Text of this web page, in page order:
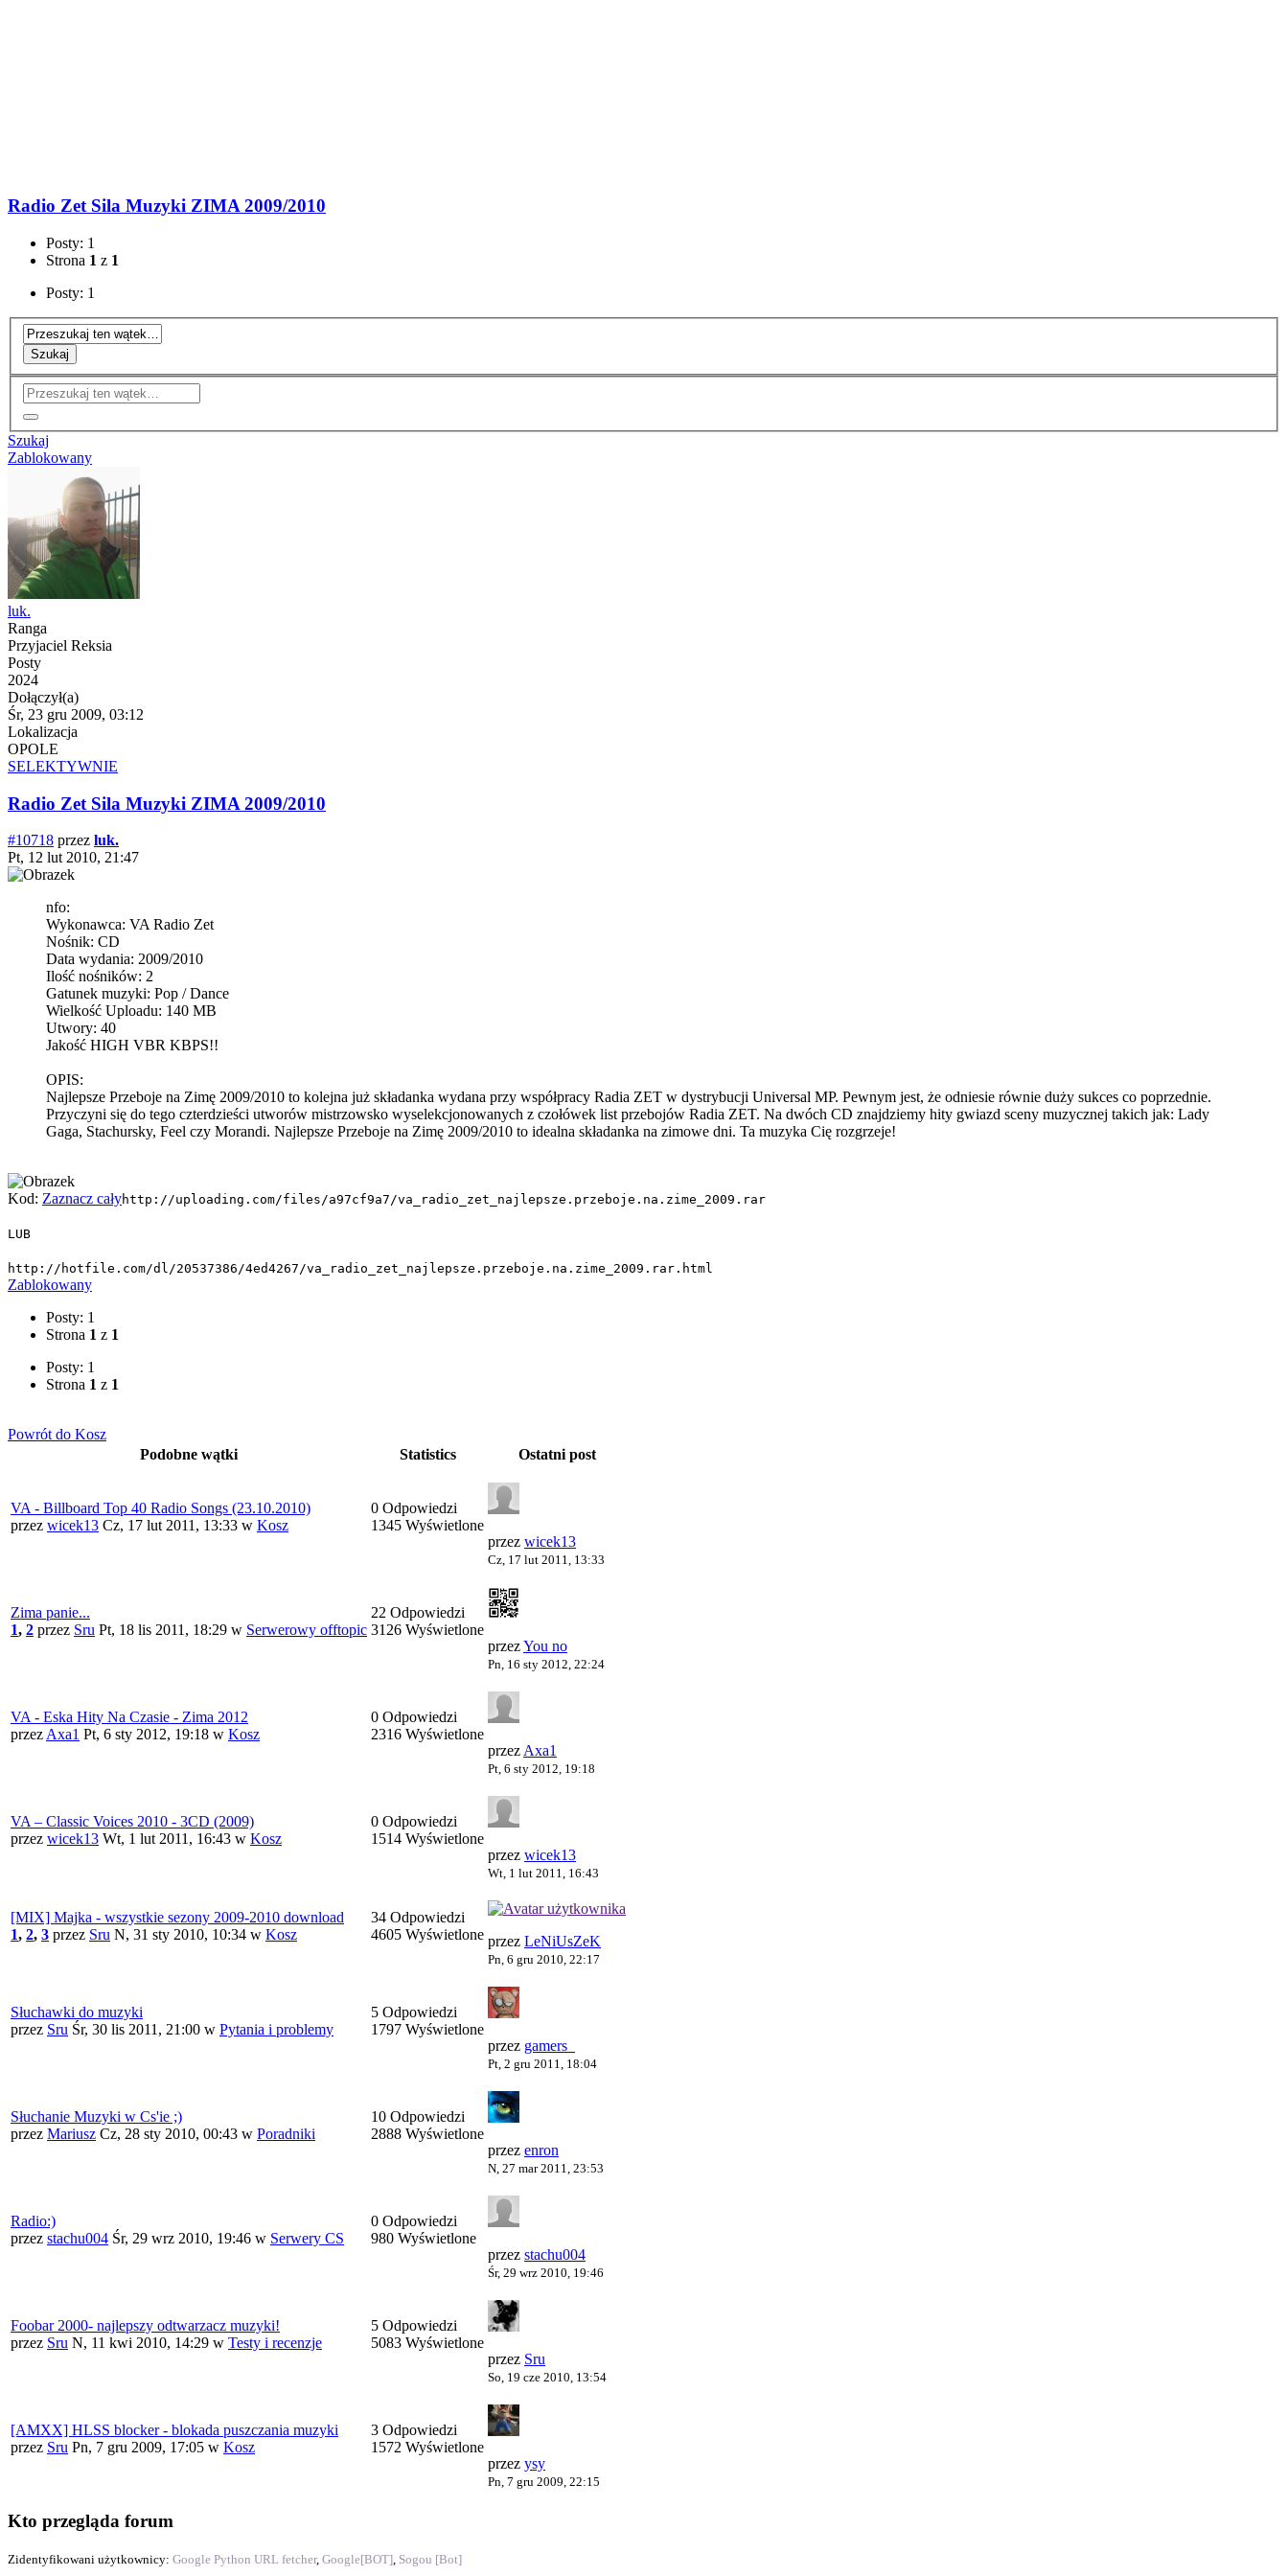
Radio Zet Sila Muzyki ZIMA 2009/2010
Posty: 1
Strona 1 z 1
Posty: 1
Szukaj
Szukaj
Zablokowany
luk.
Ranga
Przyjaciel Reksia
Posty
2024
Dołączył(a)
Śr, 23 gru 2009, 03:12
Lokalizacja
OPOLE
SELEKTYWNIE
Radio Zet Sila Muzyki ZIMA 2009/2010
#10718 przez luk.
Pt, 12 lut 2010, 21:47
nfo:
Wykonawca: VA Radio Zet
Nośnik: CD
Data wydania: 2009/2010
Ilość nośników: 2
Gatunek muzyki: Pop / Dance
Wielkość Uploadu: 140 MB
Utwory: 40
Jakość HIGH VBR KBPS!!
OPIS:
Najlepsze Przeboje na Zimę 2009/2010 to kolejna już składanka wydana przy współpracy Radia ZET w dystrybucji Universal MP. Pewnym jest, że odniesie równie duży sukces co poprzednie.
Przyczyni się do tego czterdzieści utworów mistrzowsko wyselekcjonowanych z czołówek list przebojów Radia ZET. Na dwóch CD znajdziemy hity gwiazd sceny muzycznej takich jak: Lady
Gaga, Stachursky, Feel czy Morandi. Najlepsze Przeboje na Zimę 2009/2010 to idealna składanka na zimowe dni. Ta muzyka Cię rozgrzeje!
Kod: Zaznacz całyhttp://uploading.com/files/a97cf9a7/va_radio_zet_najlepsze.przeboje.na.zime_2009.rar
LUB
http://hotfile.com/dl/20537386/4ed4267/va_radio_zet_najlepsze.przeboje.na.zime_2009.rar.html
Zablokowany
Posty: 1
Strona 1 z 1
Posty: 1
Strona 1 z 1
Powrót do Kosz
Podobne wątki
Statistics Ostatni post
VA - Billboard Top 40 Radio Songs (23.10.2010)
przez wicek13 Cz, 17 lut 2011, 13:33 w Kosz
0 Odpowiedzi
1345 Wyświetlone
przez wicek13
Cz, 17 lut 2011, 13:33
Zima panie...
1, 2 przez Sru Pt, 18 lis 2011, 18:29 w Serwerowy offtopic
22 Odpowiedzi
3126 Wyświetlone
przezYou no
Pn, 16 sty 2012, 22:24
VA - Eska Hity Na Czasie - Zima 2012
przezAxa1 Pt, 6 sty 2012, 19:18 w Kosz
0 Odpowiedzi
2316 Wyświetlone
przezAxa1
Pt, 6 sty 2012, 19:18
VA – Classic Voices 2010 - 3CD (2009)
przez wicek13 Wt, 1 lut 2011, 16:43 w Kosz
0 Odpowiedzi
1514 Wyświetlone
przez wicek13
Wt, 1 lut 2011, 16:43
[MIX] Majka - wszystkie sezony 2009-2010 download
1, 2, 3 przez Sru N, 31 sty 2010, 10:34 w Kosz
34 Odpowiedzi
4605 Wyświetlone przez LeNiUsZeK
Pn, 6 gru 2010, 22:17
Słuchawki do muzyki
przez Sru Śr, 30 lis 2011, 21:00 w Pytania i problemy
5 Odpowiedzi
1797 Wyświetlone
przez gamers_
Pt, 2 gru 2011, 18:04
Słuchanie Muzyki w Cs'ie ;)
przez Mariusz Cz, 28 sty 2010, 00:43 w Poradniki
10 Odpowiedzi
2888 Wyświetlone
przez enron
N, 27 mar 2011, 23:53
Radio:)
przez stachu004 Śr, 29 wrz 2010, 19:46 w Serwery CS
0 Odpowiedzi
980 Wyświetlone
przez stachu004
Śr, 29 wrz 2010, 19:46
Foobar 2000- najlepszy odtwarzacz muzyki!
przez Sru N, 11 kwi 2010, 14:29 w Testy i recenzje
5 Odpowiedzi
5083 Wyświetlone
przez Sru
So, 19 cze 2010, 13:54
[AMXX] HLSS blocker - blokada puszczania muzyki
przez Sru Pn, 7 gru 2009, 17:05 w Kosz
3 Odpowiedzi
1572 Wyświetlone
przez ysy
Pn, 7 gru 2009, 22:15
Kto przegląda forum
Zidentyfikowani użytkownicy: Google Python URL fetcher, Google[BOT] Sogou [Bot]